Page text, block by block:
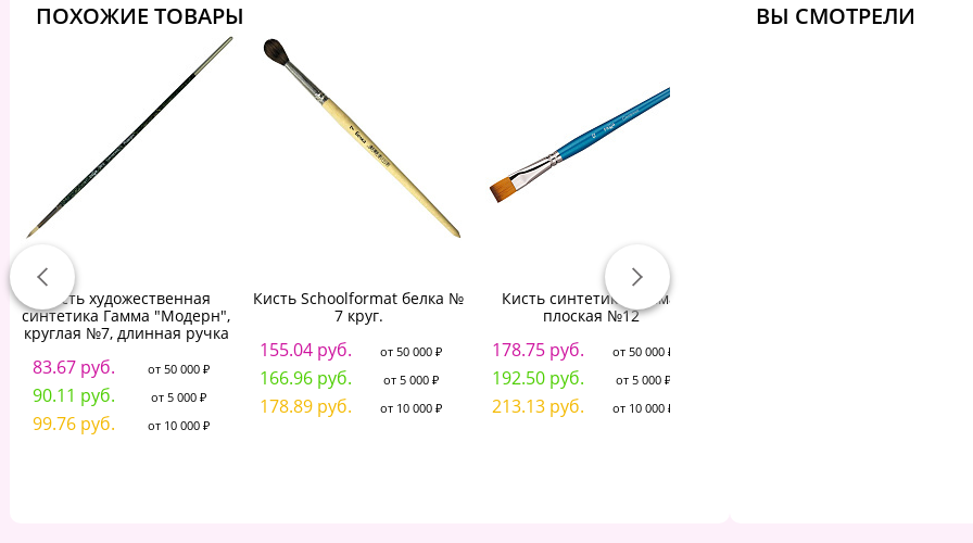
ПОХОЖИЕ ТОВАРЫ
Кисть художественная
синтетика Гамма "Модерн",
круглая №7, длинная ручка
83.67 руб. от 50 000 ₽
90.11 руб. от 5 000 ₽
99.76 руб. от 10 000 ₽
Кисть Schoolformat белка №
7 круг.
155.04 руб. от 50 000 ₽
166.96 руб. от 5 000 ₽
178.89 руб. от 10 000 ₽
Кисть синтетика Гамма,
плоская №12
178.75 руб. от 50 000 ₽
192.50 руб. от 5 000 ₽
213.13 руб. от 10 000 ₽
ВЫ СМОТРЕЛИ